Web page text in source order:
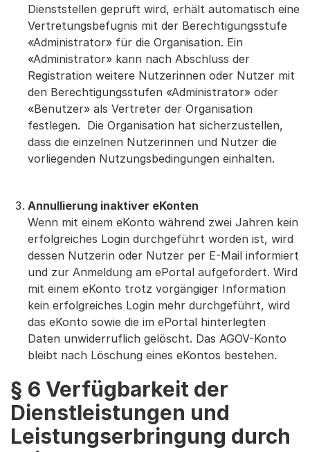
Dienststellen geprüft wird, erhält automatisch eine
Vertretungsbefugnis mit der Berechtigungsstufe
«Administrator» für die Organisation. Ein
«Administrator» kann nach Abschluss der
Registration weitere Nutzerinnen oder Nutzer mit
den Berechtigungsstufen «Administrator» oder
«Benutzer» als Vertreter der Organisation
festlegen. Die Organisation hat sicherzustellen,
dass die einzelnen Nutzerinnen und Nutzer die
vorliegenden Nutzungsbedingungen einhalten.
Annullierung inaktiver eKonten
Wenn mit einem eKonto während zwei Jahren kein
erfolgreiches Login durchgeführt worden ist, wird
dessen Nutzerin oder Nutzer per E-Mail informiert
und zur Anmeldung am ePortal aufgefordert. Wird
mit einem eKonto trotz vorgängiger Information
kein erfolgreiches Login mehr durchgeführt, wird
das eKonto sowie die im ePortal hinterlegten
Daten unwiderruflich gelöscht. Das AGOV-Konto
bleibt nach Löschung eines eKontos bestehen.
§ 6 Verfügbarkeit der
Dienstleistungen und
Leistungserbringung durch